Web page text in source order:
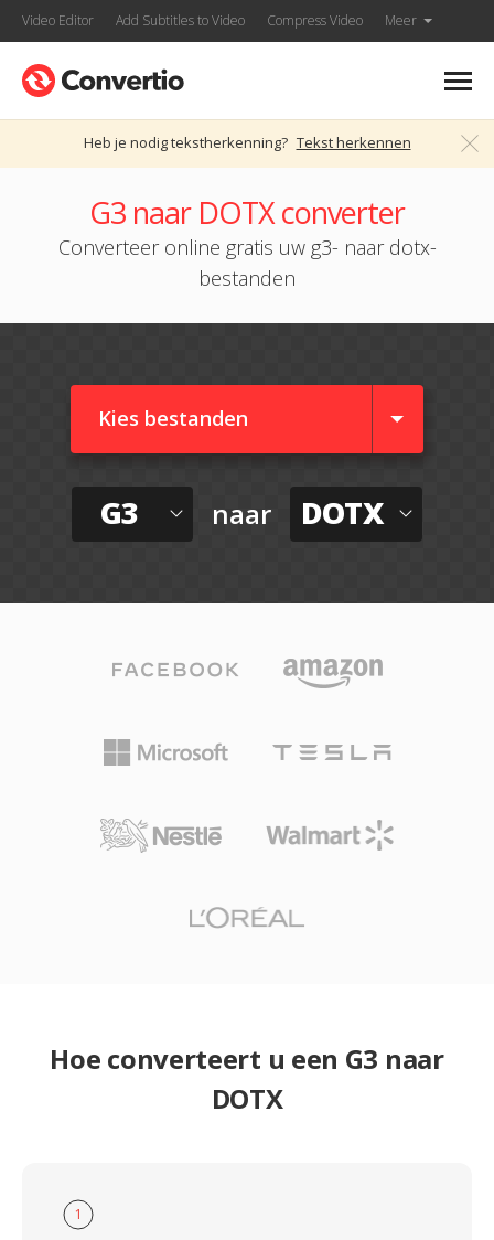
Video Editor Add Subtitles to Video Compress Video Meer
Heb je nodig tekstherkenning? Tekst herkennen
G3 naar DOTX converter
Converteer online gratis uw g3- naar dotx-
bestanden
Kies bestanden
G3 naar DOTX
Hoe converteert u een G3 naar
DOTX
1